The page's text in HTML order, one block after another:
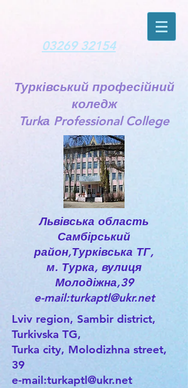
03269 32154
Турківський професійний
коледж
Turkа Professional College
Львівська область
Самбірський
район,Турківська ТГ,
м. Турка, вулиця
Молодіжна,39
e-mail:turkaptl@ukr.net
Lviv region, Sambir district,
Turkivska TG,
Turka city, Molodizhna street,
39
e-mail:turkaptl@ukr.net